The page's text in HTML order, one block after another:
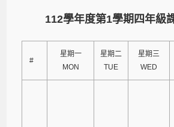
112學年度第1學期四年級
#
星期一
MON
星期二
TUE
星期三
WED